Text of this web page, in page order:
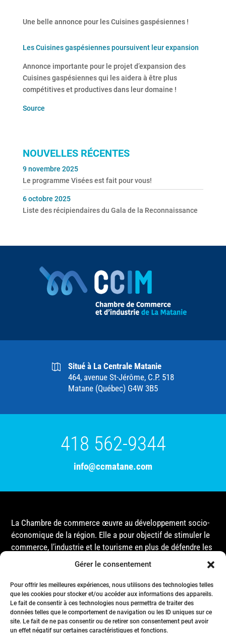
Gérer le consentement
Pour offrir les meilleures expériences, nous utilisons des technologies telles
que les cookies pour stocker et/ou accéder aux informations des appareils.
Le fait de consentir à ces technologies nous permettra de traiter des
données telles que le comportement de navigation ou les ID uniques sur ce
site. Le fait de ne pas consentir ou de retirer son consentement peut avoir
un effet négatif sur certaines caractéristiques et fonctions.
Une belle annonce pour les Cuisines gaspésiennes !
Les Cuisines gaspésiennes poursuivent leur expansion
Annonce importante pour le projet d’expansion des
Cuisines gaspésiennes qui les aidera à être plus
compétitives et productives dans leur domaine !
Source
NOUVELLES RÉCENTES
Le programme Visées est fait pour vous!
9 novembre 2025
Liste des récipiendaires du Gala de la Reconnaissance
6 octobre 2025
Situé à La Centrale Matanie
464, avenue St-Jérôme, C.P. 518
Matane (Québec) G4W 3B5
418 562-9344
info@ccmatane.com
La Chambre de commerce œuvre au développement socio-
économique de la région. Elle a pour objectif de stimuler le
commerce, l’industrie et le tourisme en plus de défendre les
intérêts de ses membres et de l’ensemble de la
gouvernementales, que ce soit au niveau municipal,
provincial ou fédéral.
Accueil